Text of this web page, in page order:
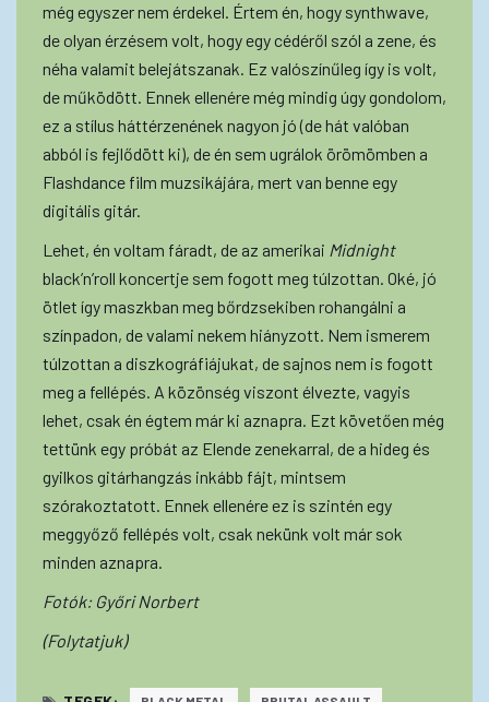
még egyszer nem érdekel. Értem én, hogy synthwave,
de olyan érzésem volt, hogy egy cédéről szól a zene, és
néha valamit belejátszanak. Ez valószínűleg így is volt,
de működött. Ennek ellenére még mindig úgy gondolom,
ez a stílus háttérzenének nagyon jó (de hát valóban
abból is fejlődött ki), de én sem ugrálok örömömben a
Flashdance film muzsikájára, mert van benne egy
digitális gitár.
Lehet, én voltam fáradt, de az amerikai Midnight
black’n’roll koncertje sem fogott meg túlzottan. Oké, jó
ötlet így maszkban meg bőrdzsekiben rohangálni a
színpadon, de valami nekem hiányzott. Nem ismerem
túlzottan a diszkográfiájukat, de sajnos nem is fogott
meg a fellépés. A közönség viszont élvezte, vagyis
lehet, csak én égtem már ki aznapra. Ezt követően még
tettünk egy próbát az Elende zenekarral, de a hideg és
gyilkos gitárhangzás inkább fájt, mintsem
szórakoztatott. Ennek ellenére ez is szintén egy
meggyőző fellépés volt, csak nekünk volt már sok
minden aznapra.
Fotók: Győri Norbert
(Folytatjuk)